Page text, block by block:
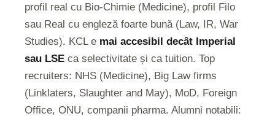
profil real cu Bio-Chimie (Medicine), profil Filo
sau Real cu engleză foarte bună (Law, IR, War
Studies). KCL e mai accesibil decât Imperial
sau LSE ca selectivitate și ca tuition. Top
recruiters: NHS (Medicine), Big Law firms
(Linklaters, Slaughter and May), MoD, Foreign
Office, ONU, companii pharma. Alumni notabili: